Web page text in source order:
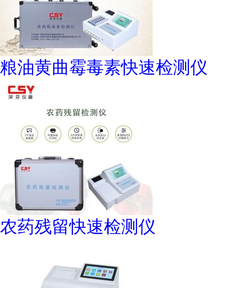
粮油黄曲霉毒素快速检测仪
农药残留快速检测仪